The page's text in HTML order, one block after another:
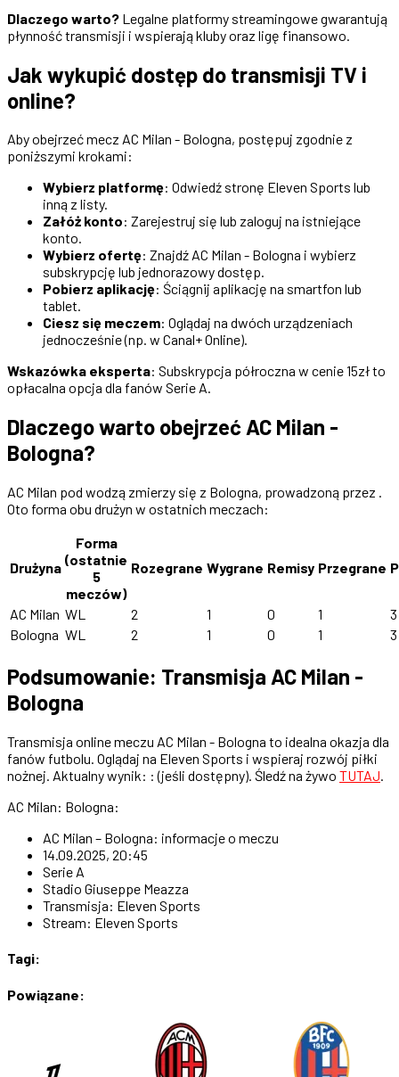
Dlaczego warto? Legalne platformy streamingowe gwarantują
płynność transmisji i wspierają kluby oraz ligę finansowo.
Jak wykupić dostęp do transmisji TV i
online?
Aby obejrzeć mecz AC Milan - Bologna, postępuj zgodnie z
poniższymi krokami:
Wybierz platformę: Odwiedź stronę Eleven Sports lub
inną z listy.
Załóż konto: Zarejestruj się lub zaloguj na istniejące
konto.
Wybierz ofertę: Znajdź AC Milan - Bologna i wybierz
subskrypcję lub jednorazowy dostęp.
Pobierz aplikację: Ściągnij aplikację na smartfon lub
tablet.
Ciesz się meczem: Oglądaj na dwóch urządzeniach
jednocześnie (np. w Canal+ Online).
Wskazówka eksperta: Subskrypcja półroczna w cenie 15zł to
opłacalna opcja dla fanów Serie A.
Dlaczego warto obejrzeć AC Milan -
Bologna?
AC Milan pod wodzą zmierzy się z Bologna, prowadzoną przez .
Oto forma obu drużyn w ostatnich meczach:
Drużyna
Forma
(ostatnie
5
meczów)
Rozegrane Wygrane Remisy Przegrane
AC Milan WL 2 1 0 1
3
Bologna WL 2 1 0 1 3
Podsumowanie: Transmisja AC Milan -
Bologna
Transmisja online meczu AC Milan - Bologna to idealna okazja dla
fanów futbolu. Oglądaj na Eleven Sports i wspieraj rozwój piłki
nożnej. Aktualny wynik: : (jeśli dostępny). Śledź na żywo TUTAJ.
AC Milan: Bologna:
AC Milan – Bologna: informacje o meczu
14.09.2025, 20:45
Serie A
Stadio Giuseppe Meazza
Transmisja: Eleven Sports
Stream: Eleven Sports
Tagi:
Powiązane: